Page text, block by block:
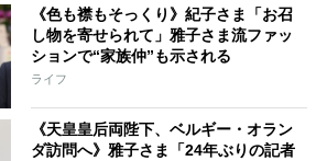
《色も襟もそっくり》紀子さま「お召
し物を寄せられて」雅子さま流ファッ
ションで“家族仲”も示される
ライフ
《天皇皇后両陛下、ベルギー・オラン
ダ訪問へ》雅子さま「24年ぶりの記者